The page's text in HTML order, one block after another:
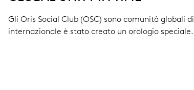
Gli Oris Social Club (OSC) sono comunità globali
internazionale è stato creato un orologio speciale.